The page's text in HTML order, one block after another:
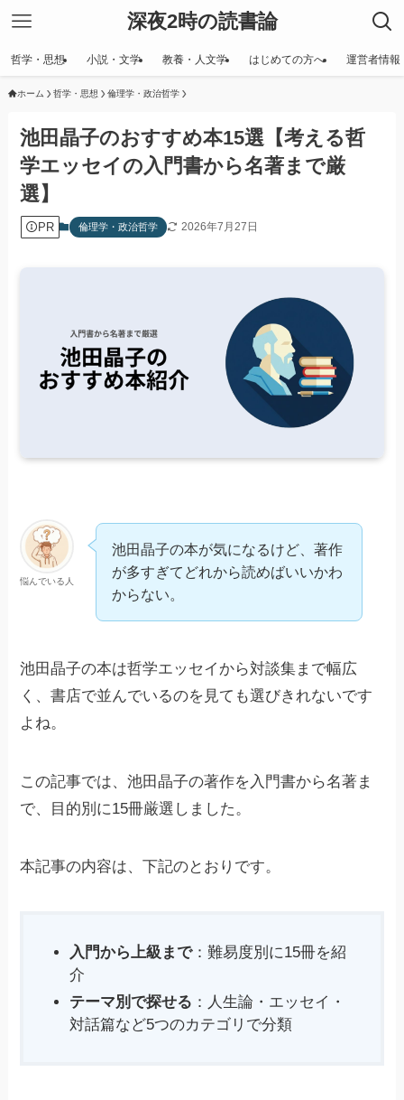
深夜2時の読書論
哲学・思想 小説・文学 教養・人文学 はじめての方へ 運営者情報
ホーム 哲学・思想 倫理学・政治哲学
池田晶子のおすすめ本15選【考える哲
学エッセイの入門書から名著まで厳
選】
PR 倫理学・政治哲学 2026年7月27日
悩んでいる人
池田晶子の本が気になるけど、著作
が多すぎてどれから読めばいいかわ
からない。
池田晶子の本は哲学エッセイから対談集まで幅広
く、書店で並んでいるのを見ても選びきれないです
よね。
この記事では、池田晶子の著作を入門書から名著ま
で、目的別に15冊厳選しました。
本記事の内容は、下記のとおりです。
入門から上級まで：難易度別に15冊を紹
介
テーマ別で探せる ：人生論・エッセイ・
対話篇など5つのカテゴリで分類